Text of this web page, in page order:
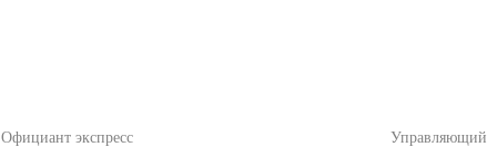
Официант экспресс Управляющий